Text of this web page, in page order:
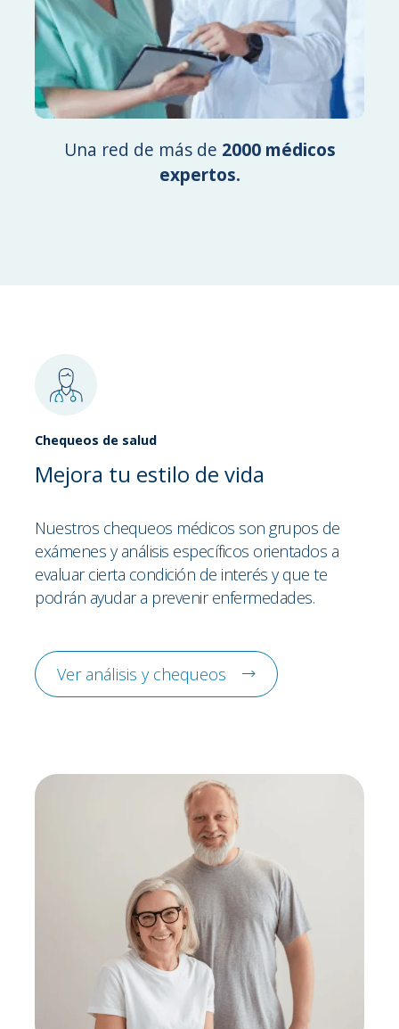
Una red de más de 2000 médicos
expertos.
Chequeos de salud
Mejora tu estilo de vida
Nuestros chequeos médicos son grupos de
exámenes y análisis específicos orientados a
evaluar cierta condición de interés y que te
podrán ayudar a prevenir enfermedades.
Ver análisis y chequeos